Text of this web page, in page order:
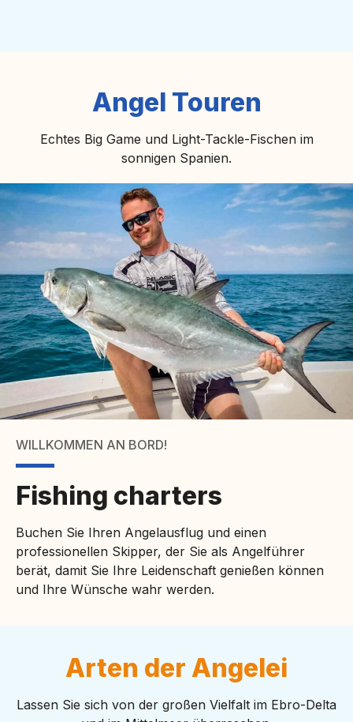
Angel Touren
Echtes Big Game und Light-Tackle-Fischen im
sonnigen Spanien.
WILLKOMMEN AN BORD!
Fishing charters
Buchen Sie Ihren Angelausflug und einen
professionellen Skipper, der Sie als Angelführer
berät, damit Sie Ihre Leidenschaft genießen können
und Ihre Wünsche wahr werden.
Arten der Angelei
Lassen Sie sich von der großen Vielfalt im Ebro-Delta